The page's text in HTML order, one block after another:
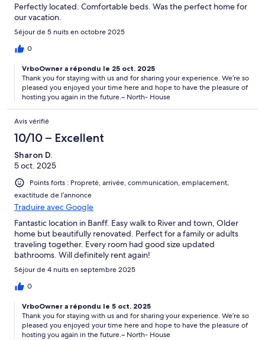
Perfectly located. Comfortable beds. Was the perfect home for
our vacation.
Séjour de 5 nuits en octobre 2025
0
VrboOwner a répondu le 25 oct. 2025
Thank you for staying with us and for sharing your experience. We’re so
pleased you enjoyed your time here and hope to have the pleasure of
hosting you again in the future.~ North- House
Avis vérifié
10/10 – Excellent
Sharon D.
5 oct. 2025
Points forts : Propreté, arrivée, communication, emplacement,
exactitude de l’annonce
Traduire avec Google
Fantastic location in Banff. Easy walk to River and town, Older
home but beautifully renovated. Perfect for a family or adults
traveling together. Every room had good size updated
bathrooms. Will definitely rent again!
Séjour de 4 nuits en septembre 2025
0
VrboOwner a répondu le 5 oct. 2025
Thank you for staying with us and for sharing your experience. We’re so
pleased you enjoyed your time here and hope to have the pleasure of
hosting you again in the future.~ North- House